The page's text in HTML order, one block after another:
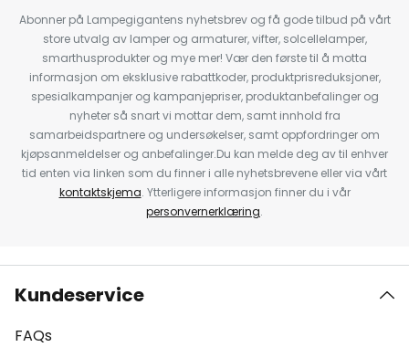
Abonner på Lampegigantens nyhetsbrev og få gode tilbud på vårt
store utvalg av lamper og armaturer, vifter, solcellelamper,
smarthusprodukter og mye mer! Vær den første til å motta
informasjon om eksklusive rabattkoder, produktprisreduksjoner,
spesialkampanjer og kampanjepriser, produktanbefalinger og
nyheter så snart vi mottar dem, samt innhold fra
samarbeidspartnere og undersøkelser, samt oppfordringer om
kjøpsanmeldelser og anbefalinger.Du kan melde deg av til enhver
tid enten via linken som du finner i alle nyhetsbrevene eller via vårt
kontaktskjema. Ytterligere informasjon finner du i vår
personvernerklæring.
Kundeservice
FAQs